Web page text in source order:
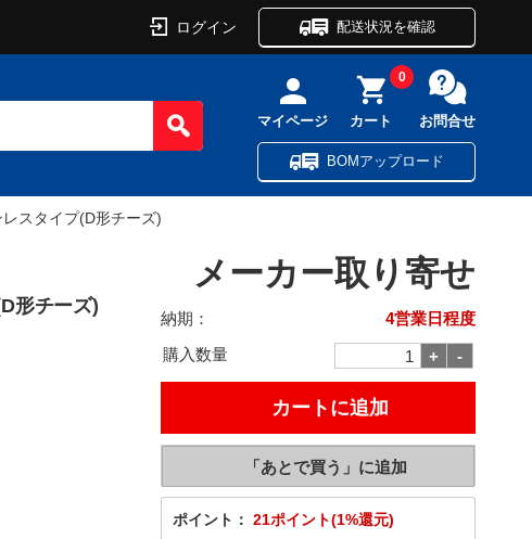
ログイン 配送状況を確認
マイページ カート
0
お問合せ
BOMアップロード
スタイプ(D形チーズ)
形チーズ)
メーカー取り寄せ
納期：
4営業日程度
購入数量
ポイント： 21ポイント(1%還元)